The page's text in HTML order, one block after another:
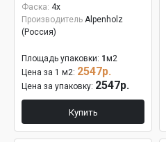
Фаска: 4x
Производитель Alpenholz
(Россия)
Площадь упаковки: 1 м2
Цена за 1 м2: 2547р.
Цена за упаковку: 2547р.
Купить